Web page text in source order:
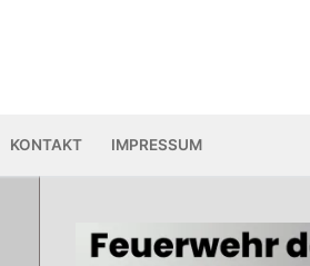
KONTAKT IMPRESSUM